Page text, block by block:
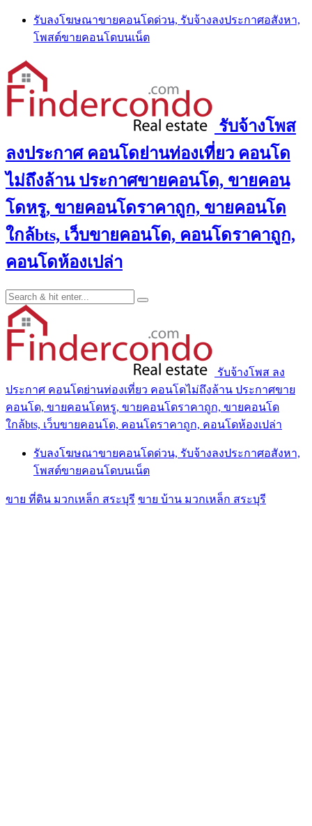
Skip
content
รับลงโฆษณาขายคอนโดด่วน, รับจ้างลงประกาศอสังหา,
โพสต์ขายคอนโดบนเน็ต
รับจ้างโพส
ลงประกาศ คอนโดย่านท่องเที่ยว คอนโด
ไม่ถึงล้าน ประกาศขายคอนโด, ขายคอน
โดหรู, ขายคอนโดราคาถูก, ขายคอนโด
ใกล้bts, เว็บขายคอนโด, คอนโดราคาถูก,
คอนโดห้องเปล่า
รับจ้างโพส ลง
ประกาศ คอนโดย่านท่องเที่ยว คอนโดไม่ถึงล้าน ประกาศขาย
คอนโด, ขายคอนโดหรู, ขายคอนโดราคาถูก, ขายคอนโด
ใกล้bts, เว็บขายคอนโด, คอนโดราคาถูก, คอนโดห้องเปล่า
รับลงโฆษณาขายคอนโดด่วน, รับจ้างลงประกาศอสังหา,
โพสต์ขายคอนโดบนเน็ต
ขาย ที่ดิน มวกเหล็ก สระบุรี ขาย บ้าน มวกเหล็ก สระบุรี